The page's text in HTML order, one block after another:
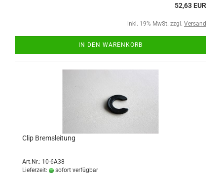
52,63 EUR
inkl. 19% MwSt. zzgl. Versand
IN DEN WARENKORB
Clip Bremsleitung
Art.Nr.: 10-6A38
Lieferzeit:
sofort verfügbar